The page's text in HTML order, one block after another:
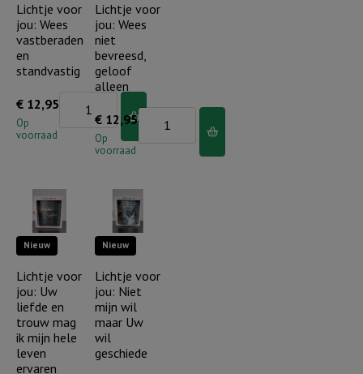
Lichtje voor
jou: Wees
vastberaden
en
standvastig
€ 12,95
Op
voorraad
Lichtje
vastberaden
en
standvastig
Lichtje voor
jou: Wees
niet
bevreesd,
geloof
alleen
€ 12,95
Op
voorraad
Lichtje
voor
niet
bevreesd,
alleen
aantal
Nieuw
Lichtje voor
jou: Uw
liefde en
trouw mag
ik mijn hele
leven
ervaren
Nieuw
Lichtje voor
jou: Niet
mijn wil
maar Uw
wil
geschiede